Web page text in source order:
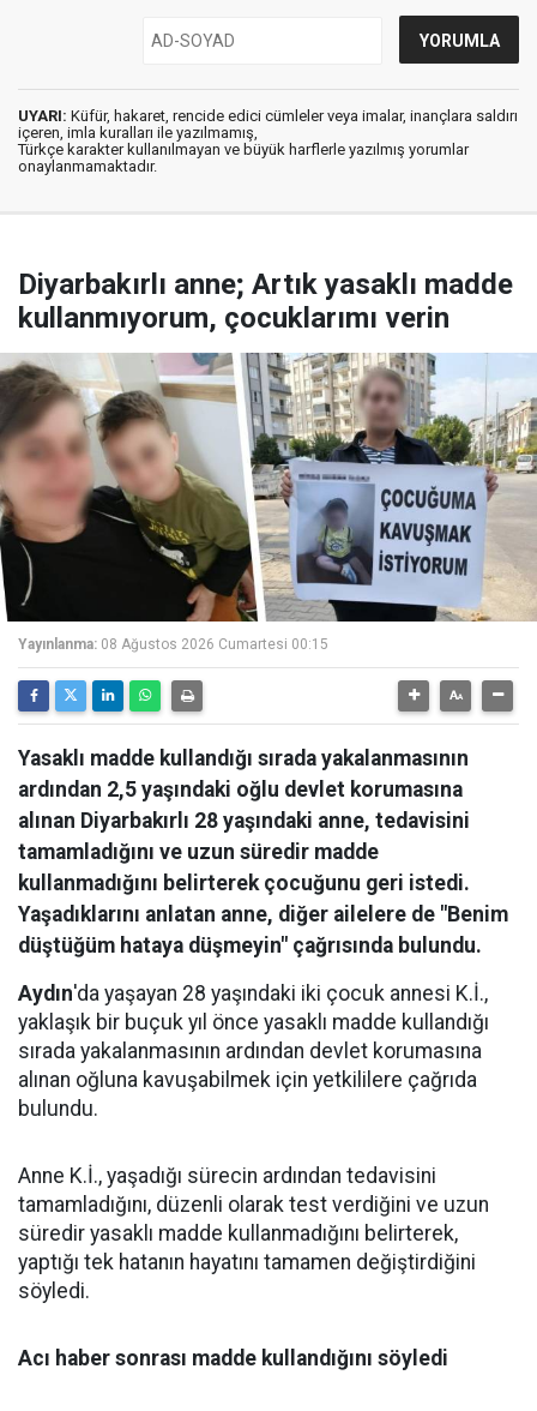
UYARI: Küfür, hakaret, rencide edici cümleler veya imalar, inançlara saldırı
içeren, imla kuralları ile yazılmamış,
Türkçe karakter kullanılmayan ve büyük harflerle yazılmış yorumlar
onaylanmamaktadır.
Diyarbakırlı anne; Artık yasaklı madde
kullanmıyorum, çocuklarımı verin
Yayınlanma: 08 Ağustos 2026 Cumartesi 00:15
Yasaklı madde kullandığı sırada yakalanmasının
ardından 2,5 yaşındaki oğlu devlet korumasına
alınan Diyarbakırlı 28 yaşındaki anne, tedavisini
tamamladığını ve uzun süredir madde
kullanmadığını belirterek çocuğunu geri istedi.
Yaşadıklarını anlatan anne, diğer ailelere de "Benim
düştüğüm hataya düşmeyin" çağrısında bulundu.
Aydın'da yaşayan 28 yaşındaki iki çocuk annesi K.İ.,
yaklaşık bir buçuk yıl önce yasaklı madde kullandığı
sırada yakalanmasının ardından devlet korumasına
alınan oğluna kavuşabilmek için yetkililere çağrıda
bulundu.
Anne K.İ., yaşadığı sürecin ardından tedavisini
tamamladığını, düzenli olarak test verdiğini ve uzun
süredir yasaklı madde kullanmadığını belirterek,
yaptığı tek hatanın hayatını tamamen değiştirdiğini
söyledi.
Acı haber sonrası madde kullandığını söyledi